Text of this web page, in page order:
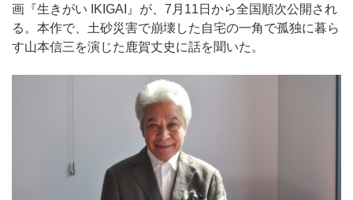
画『生きがい IKIGAI』が、7月11日から全国順次公開され
る。本作で、土砂災害で崩壊した自宅の一角で孤独に暮ら
す山本信三を演じた鹿賀丈史に話を聞いた。